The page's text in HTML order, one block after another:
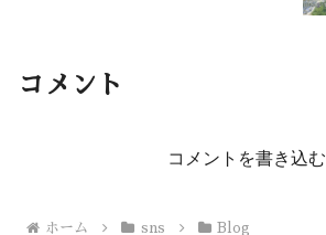
コメント
コメントを書き込む
ホーム sns Blog